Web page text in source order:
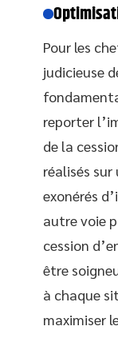
Pour les
judicieuse
reporter
de la
réalisés sur
exonérés
autre voie
cession
être
à chaque
maximiser